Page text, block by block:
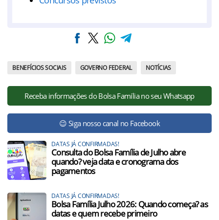
BENEFÍCIOS SOCIAIS GOVERNO FEDERAL NOTÍCIAS
Receba informações do Bolsa Família no seu Whatsapp
😉 Siga nosso canal no Facebook
DATAS JÁ CONFIRMADAS!
Consulta do Bolsa Família de Julho abre
quando? veja data e cronograma dos
pagamentos
DATAS JÁ CONFIRMADAS!
Bolsa Família Julho 2026: Quando começa? as
datas e quem recebe primeiro